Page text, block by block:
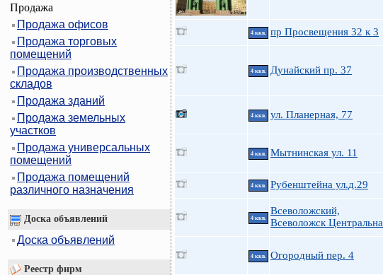
Продажа
Продажа офисов
Продажа торговых
помещений
Продажа производственных
складов
Продажа зданий
Продажа земельных
участков
Продажа универсальных
помещений
Продажа помещений
различного назначения
Доска объявлений
Доска объявлений
Реестр фирм
4 ккв. пр Просвещения 32 к 3
4 ккв. Дунайский пр. 37
4 ккв. ул. Планерная, 77
4 ккв. Мытнинская ул. 11
4 ккв. Рубенштейна ул.д.29
4 ккв.
Всеволожский,
Всеволожск Центральна
4 ккв. Огородный пер. 4